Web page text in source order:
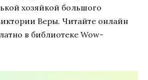
хозяйкой большого
Веры. Читайте онлайн
в библиотеке Wow-